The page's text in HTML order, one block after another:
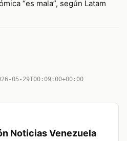
“es mala”, según Latam
05-29T00:09:00+00:00
Noticias Venezuela